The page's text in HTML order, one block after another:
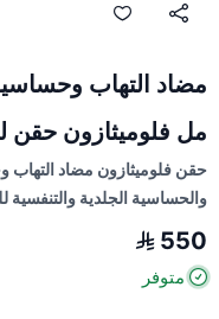
مل فلوميثازون حقن
حقن فلوميثازون مضاد التهاب
والحساسية الجلدية والتنفسية
550
متوفر